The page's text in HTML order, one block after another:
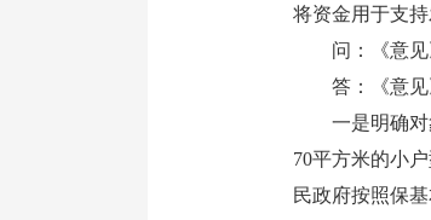
将资金用于支持
问：《意见
答：《意见》
一是明确对象
70平方米的小
民政府按照保